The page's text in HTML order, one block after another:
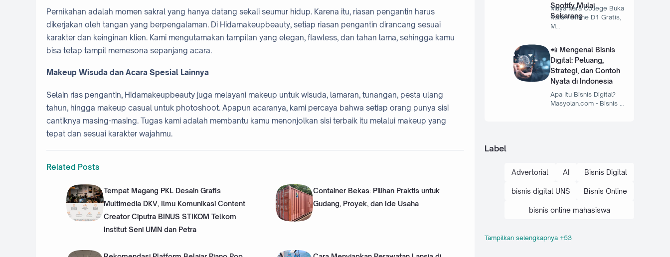
Pernikahan adalah momen sakral yang hanya datang sekali seumur hidup. Karena itu, riasan pengantin harus
dikerjakan oleh tangan yang berpengalaman. Di Hidamakeupbeauty, setiap riasan pengantin dirancang sesuai
karakter dan keinginan klien. Kami mengutamakan tampilan yang elegan, flawless, dan tahan lama, sehingga kamu
bisa tetap tampil memesona sepanjang acara.
Makeup Wisuda dan Acara Spesial Lainnya
Selain rias pengantin, Hidamakeupbeauty juga melayani makeup untuk wisuda, lamaran, tunangan, pesta ulang
tahun, hingga makeup casual untuk photoshoot. Apapun acaranya, kami percaya bahwa setiap orang punya sisi
cantiknya masing-masing. Tugas kami adalah membantu kamu menonjolkan sisi terbaik itu melalui makeup yang
tepat dan sesuai karakter wajahmu.
Related Posts
Tempat Magang PKL Desain Grafis
Multimedia DKV, Ilmu Komunikasi Content
Creator Ciputra BINUS STIKOM Telkom
Institut Seni UMN dan Petra
Container Bekas: Pilihan Praktis untuk
Gudang, Proyek, dan Ide Usaha
Spotify Mulai
Sekarang
Mayantara College Buka
Kuliah Online D1 Gratis,
M…
📲 Mengenal Bisnis
Digital: Peluang,
Strategi, dan Contoh
Nyata di Indonesia
Apa Itu Bisnis Digital?
Masyolan.com - Bisnis …
Label
Advertorial AI Bisnis Digital
bisnis digital UNS Bisnis Online
bisnis online mahasiswa
brand personal mahasiswa
Tampilkan selengkapnya +53